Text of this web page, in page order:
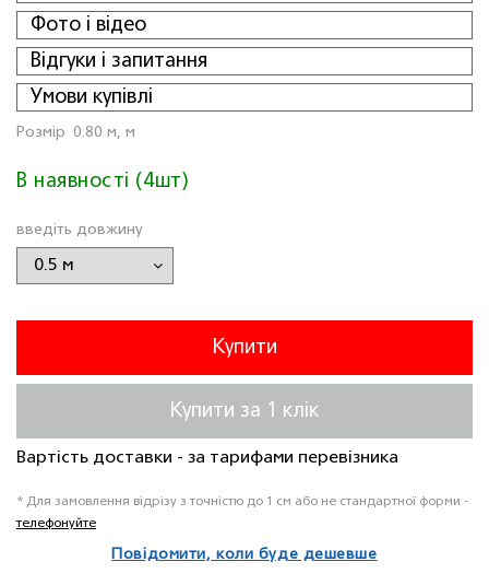
Фото і відео
Відгуки і запитання
Умови купівлі
Розмiр 0.80 м, м
В наявності (4шт)
введіть довжину
Купити
Купити за 1 клiк
Вартість доставки - за тарифами перевізника
* Для замовлення відрізу з точністю до 1 см або не стандартної форми -
телефонуйте
Повідомити, коли буде дешевше